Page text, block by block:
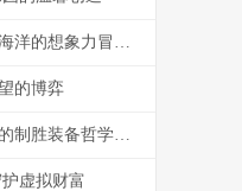
**和平精英怎么造蓝鲸，一场虚拟海洋的想象力冒险**
的博弈
王者荣耀亚索出装揭秘，疾风剑豪的制胜装备哲学，副标题，从核心到神装的全方位解析
虚拟财富